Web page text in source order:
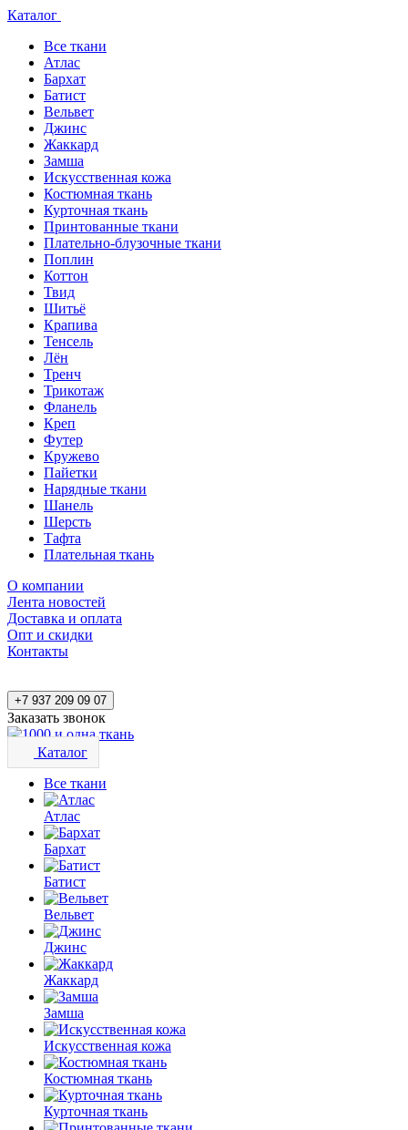
Каталог
Все ткани
Атлас
Бархат
Батист
Вельвет
Джинс
Жаккард
Замша
Искусственная кожа
Костюмная ткань
Курточная ткань
Принтованные ткани
Плательно-блузочные ткани
Поплин
Коттон
Твид
Шитьё
Крапива
Тенсель
Лён
Тренч
Трикотаж
Фланель
Креп
Футер
Кружево
Пайетки
Нарядные ткани
Шанель
Шерсть
Тафта
Плательная ткань
О компании
Лента новостей
Доставка и оплата
Опт и скидки
Контакты
+7 937 209 09 07
Заказать звонок
Каталог
Все ткани
Атлас
Бархат
Батист
Вельвет
Джинс
Жаккард
Замша
Искусственная кожа
Костюмная ткань
Курточная ткань